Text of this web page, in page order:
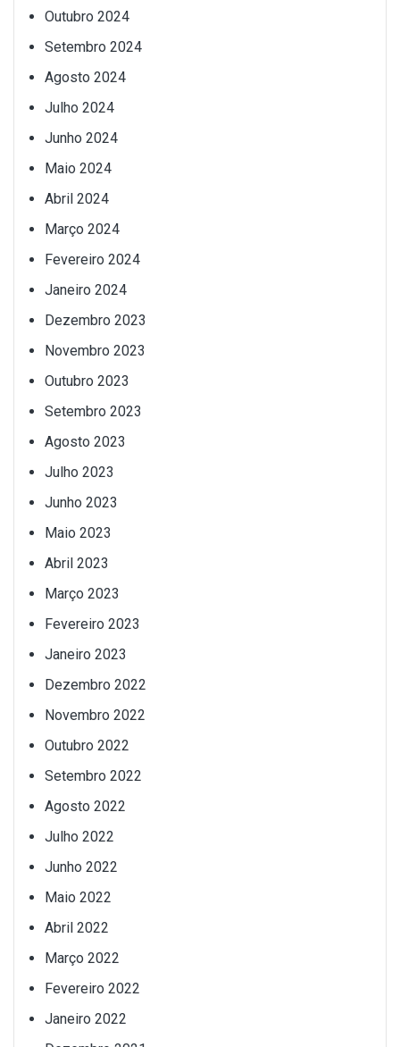
Outubro 2024
Setembro 2024
Agosto 2024
Julho 2024
Junho 2024
Maio 2024
Abril 2024
Março 2024
Fevereiro 2024
Janeiro 2024
Dezembro 2023
Novembro 2023
Outubro 2023
Setembro 2023
Agosto 2023
Julho 2023
Junho 2023
Maio 2023
Abril 2023
Março 2023
Fevereiro 2023
Janeiro 2023
Dezembro 2022
Novembro 2022
Outubro 2022
Setembro 2022
Agosto 2022
Julho 2022
Junho 2022
Maio 2022
Abril 2022
Março 2022
Fevereiro 2022
Janeiro 2022